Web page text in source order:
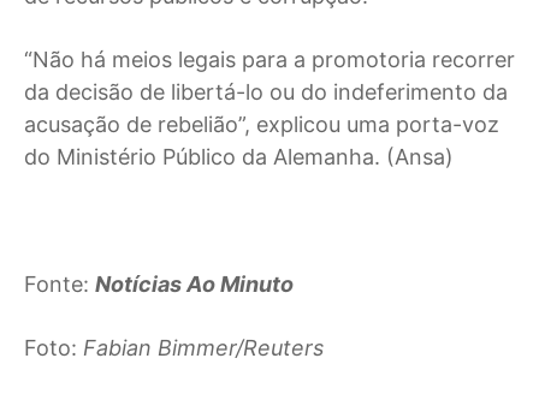
“Não há meios legais para a promotoria recorrer
da decisão de libertá-lo ou do indeferimento da
acusação de rebelião”, explicou uma porta-voz
do Ministério Público da Alemanha. (Ansa)
Fonte: Notícias Ao Minuto
Foto: Fabian Bimmer/Reuters